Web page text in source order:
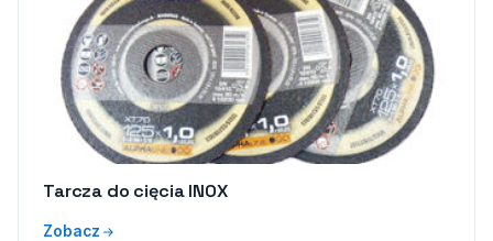
Tarcza do cięcia INOX
Zobacz